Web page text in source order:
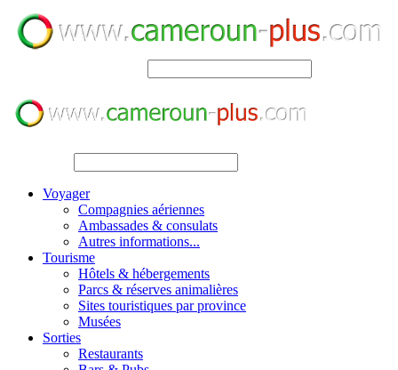
Voyager
Compagnies aériennes
Ambassades & consulats
Autres informations...
Tourisme
Hôtels & hébergements
Parcs & réserves animalières
Sites touristiques par province
Musées
Sorties
Restaurants